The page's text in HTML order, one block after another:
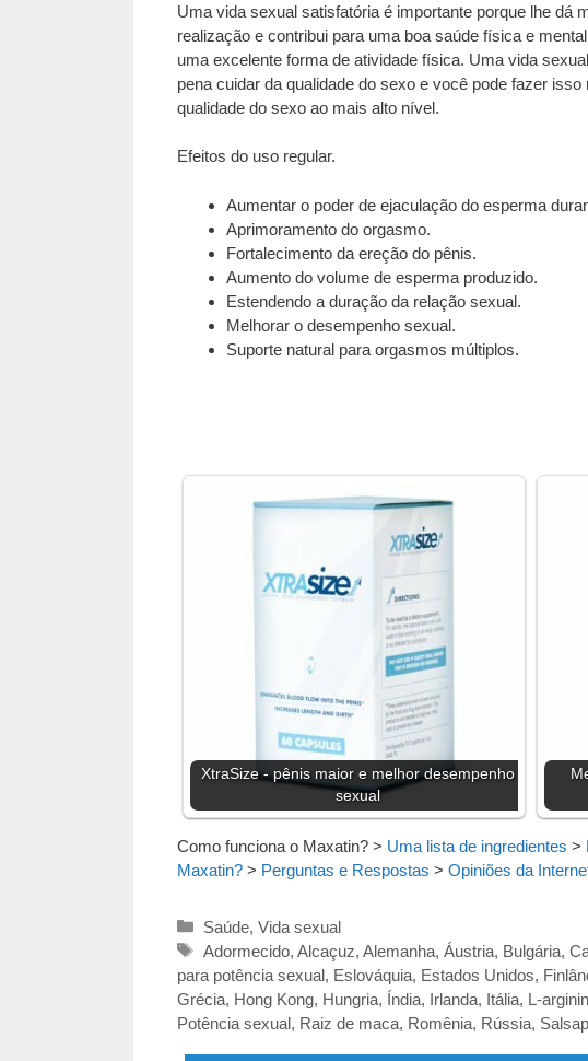
Uma vida sexual satisfatória é importante porque lhe dá
realização e contribui para uma boa saúde física e
uma excelente forma de atividade física. Uma vida
pena cuidar da qualidade do sexo e você pode fazer
qualidade do sexo ao mais alto nível.
Efeitos do uso regular.
Aumentar o poder de ejaculação do esperma
Aprimoramento do orgasmo.
Fortalecimento da ereção do pênis.
Aumento do volume de esperma produzido.
Estendendo a duração da relação sexual.
Melhorar o desempenho sexual.
Suporte natural para orgasmos múltiplos.
XtraSize - pênis maior e melhor desempenho
sexual
Como funciona o Maxatin? > Uma lista de ingredientes >
Maxatin? > Perguntas e Respostas > Opiniões da
Categorias
Saúde, Vida sexual
Tags
Adormecido, Alcaçuz, Alemanha, Áustria, Bulgária,
para potência sexual, Eslováquia, Estados Unidos,
Grécia, Hong Kong, Hungria, Índia, Irlanda, Itália, L-
Potência sexual, Raiz de maca, Romênia, Rússia,